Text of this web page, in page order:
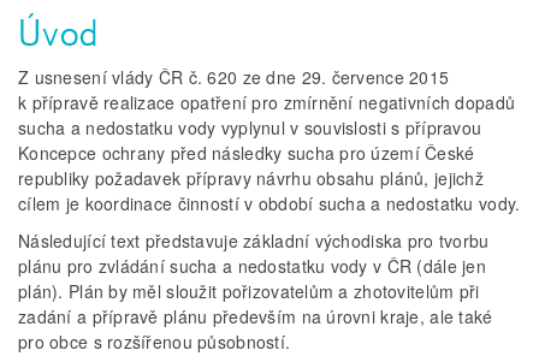
Úvod
Z usnesení vlády ČR č. 620 ze dne 29. července 2015
k přípravě realizace opatření pro zmírnění negativních dopadů
sucha a nedostatku vody vyplynul v souvislosti s přípravou
Koncepce ochrany před následky sucha pro území České
republiky požadavek přípravy návrhu obsahu plánů, jejichž
cílem je koordinace činností v období sucha a nedostatku vody.
Následující text představuje základní východiska pro tvorbu
plánu pro zvládání sucha a nedostatku vody v ČR (dále jen
plán). Plán by měl sloužit pořizovatelům a zhotovitelům při
zadání a přípravě plánu především na úrovni kraje, ale také
pro obce s rozšířenou působností.